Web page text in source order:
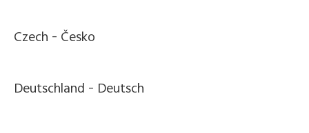
Czech - Česko
Deutschland - Deutsch